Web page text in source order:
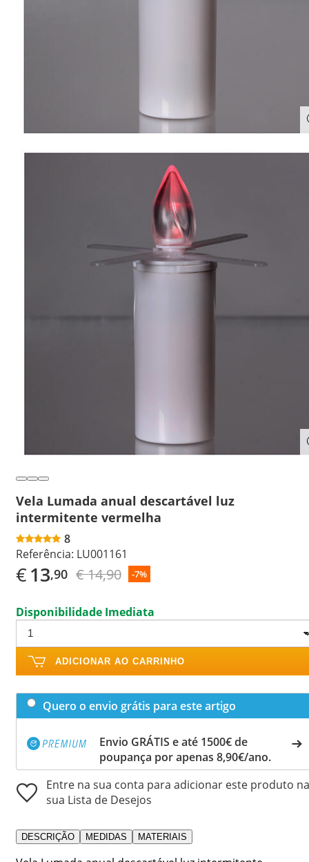
Vela Lumada anual descartável luz
intermitente vermelha
8
Referência: LU001161
€13,90 € 14,90 -7%
Disponibilidade Imediata
ADICIONAR AO CARRINHO
Quero o envio grátis para este artigo
Envio GRÁTIS e até 1500€ de
poupança por apenas 8,90€/ano.
Entre na sua conta para adicionar este produto na
sua Lista de Desejos
DESCRIÇÃO MEDIDAS MATERIAIS